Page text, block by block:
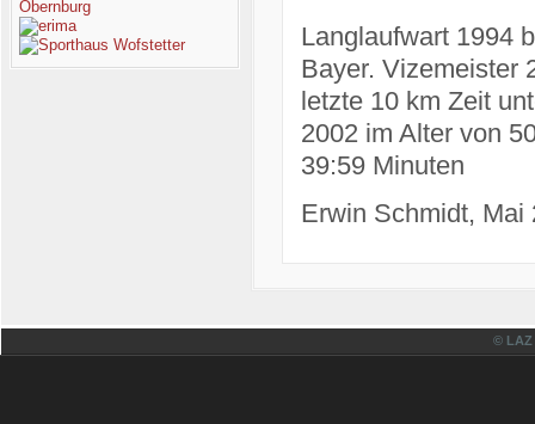
Langlaufwart 1994
Bayer. Vizemeister
letzte 10 km Zeit
2002 im Alter von
39:59 Minuten
Erwin Schmidt, Mai
© LAZ